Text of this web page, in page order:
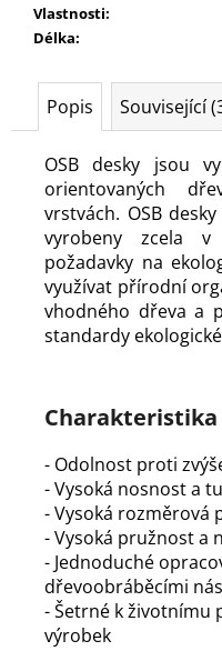
Vlastnosti:
Délka:
Popis Související
OSB desky jsou
orientovaných
vrstvách. OSB
vyrobeny zcela v
požadavky na
využívat přírodní
vhodného dřeva a
standardy
Charakteristika
- Odolnost proti
- Vysoká nosnost a
- Vysoká rozměrová
- Vysoká pružnost a
- Jednoduché
dřevoobráběcími
- Šetrné k životnímu
výrobek